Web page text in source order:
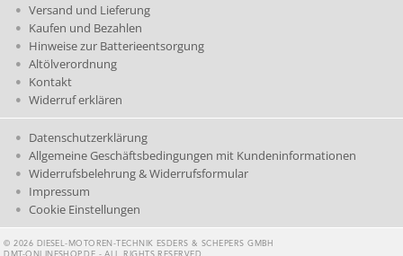
Versand und Lieferung
Kaufen und Bezahlen
Hinweise zur Batterieentsorgung
Altölverordnung
Kontakt
Widerruf erklären
Datenschutzerklärung
Allgemeine Geschäftsbedingungen mit Kundeninformationen
Widerrufsbelehrung & Widerrufsformular
Impressum
Cookie Einstellungen
© 2026 DIESEL-MOTOREN-TECHNIK ESDERS & SCHEPERS GMBH